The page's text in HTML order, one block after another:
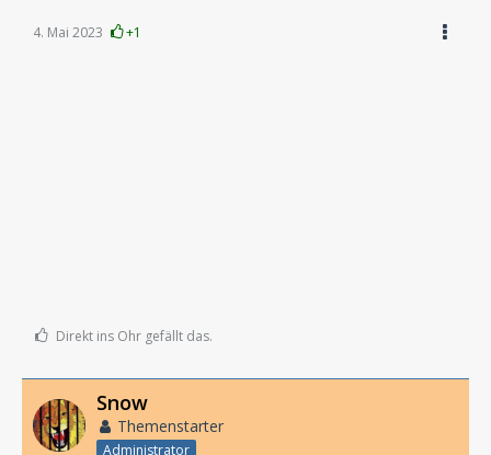
4. Mai 2023 +1
Direkt ins Ohr gefällt das.
Snow
Themenstarter
Administrator